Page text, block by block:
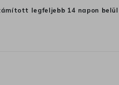
legfeljebb 14 napon